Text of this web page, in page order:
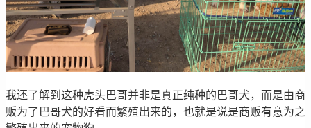
我还了解到这种虎头巴哥并非是真正纯种的巴哥犬，而是由商
贩为了巴哥犬的好看而繁殖出来的，也就是说是商贩有意为之